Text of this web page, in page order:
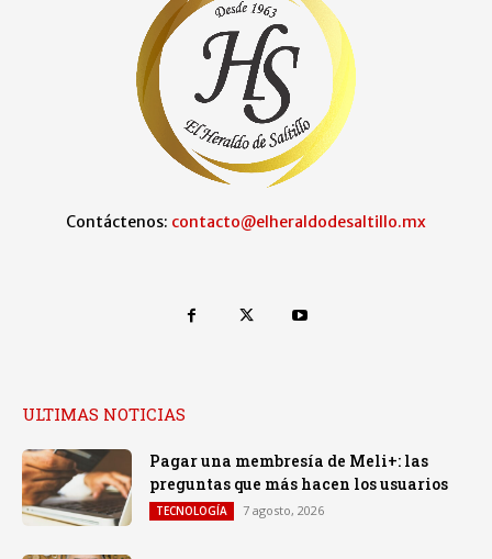
Contáctenos: contacto@elheraldodesaltillo.mx
ULTIMAS NOTICIAS
Pagar una membresía de Meli+: las
preguntas que más hacen los usuarios
TECNOLOGÍA 7 agosto, 2026